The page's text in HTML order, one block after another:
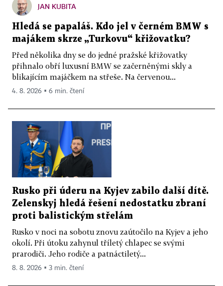
JAN KUBITA
Hledá se papaláš. Kdo jel v černém BMW s
majákem skrze „Turkovu“ křižovatku?
Před několika dny se do jedné pražské křižovatky
přihnalo obří luxusní BMW se začerněnými skly a
blikajícím majáčkem na střeše. Na červenou...
4. 8. 2026 ▪ 6 min. čtení
Rusko při úderu na Kyjev zabilo další dítě.
Zelenskyj hledá řešení nedostatku zbraní
proti balistickým střelám
Rusko v noci na sobotu znovu zaútočilo na Kyjev a jeho
okolí. Při útoku zahynul tříletý chlapec se svými
prarodiči. Jeho rodiče a patnáctiletý...
8. 8. 2026 ▪ 3 min. čtení